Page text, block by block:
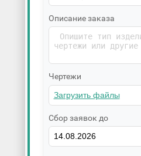
Описание заказа
Чертежи
Сбор заявок до